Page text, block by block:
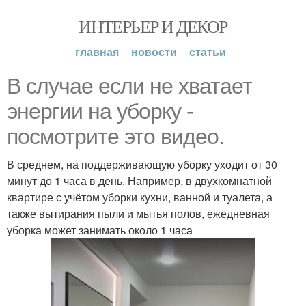
ИНТЕРЬЕР И ДЕКОР
главная новости статьи
В случае если не хватает
энергии на уборку -
посмотрите это видео.
В среднем, на поддерживающую уборку уходит от 30
минут до 1 часа в день. Например, в двухкомнатной
квартире с учётом уборки кухни, ванной и туалета, а
также вытирания пыли и мытья полов, ежедневная
уборка может занимать около 1 часа